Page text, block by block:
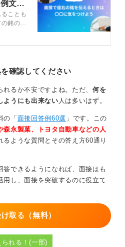
文添
ことも
銘の見
や価値
ャンル
を持
解説し
確認してください
るか不安ですよね。ただ、 何を
ようにも出来ない 人は多いはず。
の「 面接回答例60選 」です。この
森永製菓、トヨタ自動車などの人
るような質問とその答え方60通り
答できるようになれば、面接はも
用し、面接を突破するのに役立て
取る（無料）
られる！(一部)